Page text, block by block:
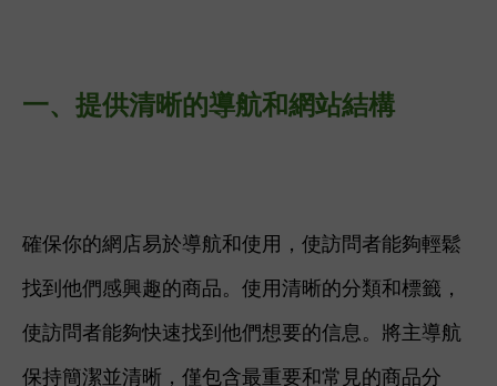
一、 提供清晰的導航和網站結構
確保你的網店易於導航和使用，使訪問者能夠輕鬆
找到他們感興趣的商品。使用清晰的分類和標籤，
使訪問者能夠快速找到他們想要的信息。將主導航
保持簡潔並清晰，僅包含最重要和常見的商品分